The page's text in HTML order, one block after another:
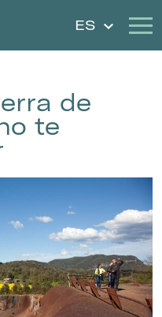
ES
Escapadas
Cheques Regalo
Crear cuenta
de
te